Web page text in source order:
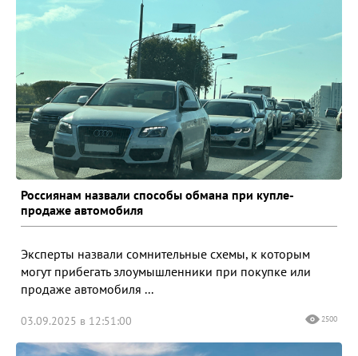
Россиянам назвали способы обмана при купле-
продаже автомобиля
Эксперты назвали сомнительные схемы, к которым
могут прибегать злоумышленники при покупке или
продаже автомобиля ...
03.09.2025 в 12:51:00 2500